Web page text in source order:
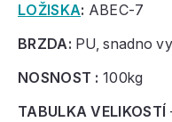
LOŽISKA: ABEC-7
BRZDA: PU, snadno
NOSNOST : 100kg
TABULKA VELIKOSTÍ